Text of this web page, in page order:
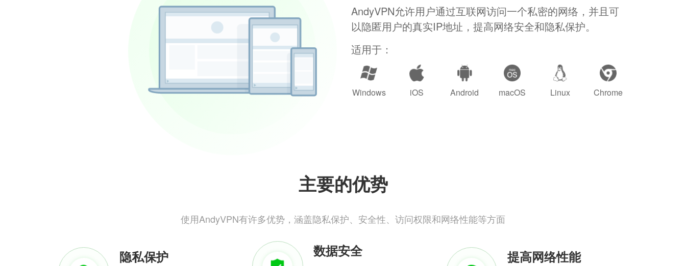
AndyVPN允许用户通过互联网访问一个私密的网络，并且可
以隐匿用户的真实IP地址，提高网络安全和隐私保护。
适用于：
Windows iOS Android macOS Linux Chrome
主要的优势
使用AndyVPN有许多优势，涵盖隐私保护、安全性、访问权限和网络性能等方面
隐私保护 数据安全 提高网络性能